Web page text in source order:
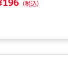
（税込）